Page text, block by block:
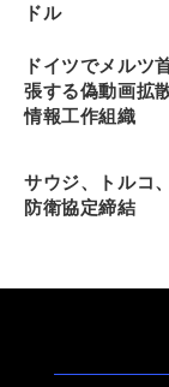
ドル
ドイツでメルツ
張する偽動画拡
情報工作組織
サウジ、トルコ
防衛協定締結